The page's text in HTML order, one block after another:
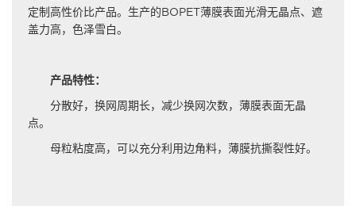
定制高性价比产品。生产的BOPET薄膜表面光滑无晶点、遮
盖力高，色泽雪白。
产品特性：
分散好，换网周期长，减少换网次数，薄膜表面无晶
点。
母粒粘度高，可以充分利用边角料，薄膜抗撕裂性好。